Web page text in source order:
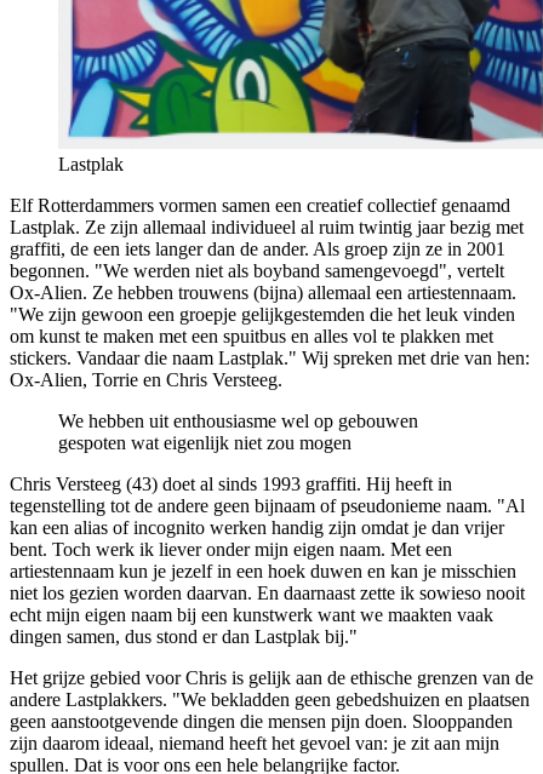
Lastplak
Elf Rotterdammers vormen samen een creatief collectief genaamd
Lastplak. Ze zijn allemaal individueel al ruim twintig jaar bezig met
graffiti, de een iets langer dan de ander. Als groep zijn ze in 2001
begonnen. "We werden niet als boyband samengevoegd", vertelt
Ox-Alien. Ze hebben trouwens (bijna) allemaal een artiestennaam.
"We zijn gewoon een groepje gelijkgestemden die het leuk vinden
om kunst te maken met een spuitbus en alles vol te plakken met
stickers. Vandaar die naam Lastplak." Wij spreken met drie van hen:
Ox-Alien, Torrie en Chris Versteeg.
We hebben uit enthousiasme wel op gebouwen
gespoten wat eigenlijk niet zou mogen
Chris Versteeg (43) doet al sinds 1993 graffiti. Hij heeft in
tegenstelling tot de andere geen bijnaam of pseudonieme naam. "Al
kan een alias of incognito werken handig zijn omdat je dan vrijer
bent. Toch werk ik liever onder mijn eigen naam. Met een
artiestennaam kun je jezelf in een hoek duwen en kan je misschien
niet los gezien worden daarvan. En daarnaast zette ik sowieso nooit
echt mijn eigen naam bij een kunstwerk want we maakten vaak
dingen samen, dus stond er dan Lastplak bij."
Het grijze gebied voor Chris is gelijk aan de ethische grenzen van de
andere Lastplakkers. "We bekladden geen gebedshuizen en plaatsen
geen aanstootgevende dingen die mensen pijn doen. Slooppanden
zijn daarom ideaal, niemand heeft het gevoel van: je zit aan mijn
spullen. Dat is voor ons een hele belangrijke factor.